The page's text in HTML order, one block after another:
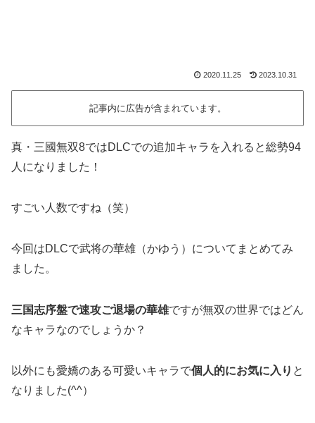
2020.11.25 2023.10.31
記事内に広告が含まれています。
真・三國無双8ではDLCでの追加キャラを入れると総勢94
人になりました！
すごい人数ですね（笑）
今回はDLCで武将の華雄（かゆう）についてまとめてみ
ました。
三国志序盤で速攻ご退場の華雄ですが無双の世界ではどん
なキャラなのでしょうか？
以外にも愛嬌のある可愛いキャラで個人的にお気に入り と
なりました(^^）